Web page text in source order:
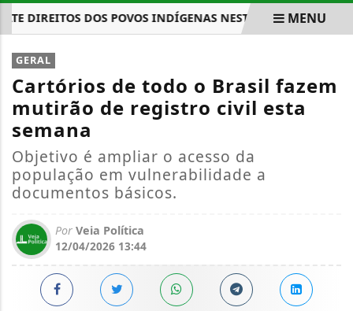
DIREITOS DOS POVOS INDÍGENAS NESTA QUARTA
EM ALTA
MENU
GERAL
Cartórios de todo o Brasil fazem
mutirão de registro civil esta
semana
Objetivo é ampliar o acesso da
população em vulnerabilidade a
documentos básicos.
Por Veia Política
12/04/2026 13:44